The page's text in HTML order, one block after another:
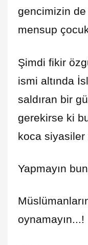
gencimizin de
mensup
Şimdi fikir
ismi altında
saldıran bir
gerekirse ki
koca siyasiler
Yapmayın
oynamayın...!